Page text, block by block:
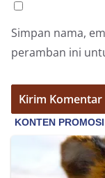
Simpan nama,
peramban ini